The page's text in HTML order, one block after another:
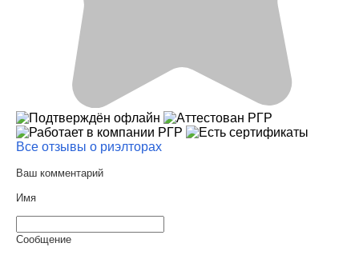
Все отзывы о риэлторах
Ваш комментарий
Имя
Сообщение